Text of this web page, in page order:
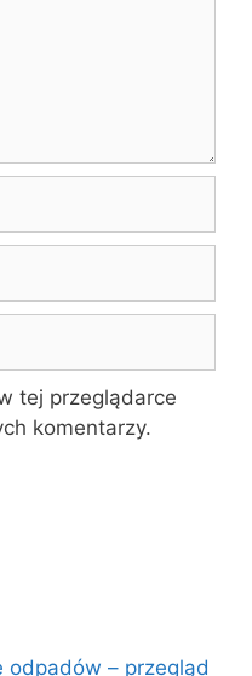
tej przeglądarce
komentarzy.
odpadów – przegląd